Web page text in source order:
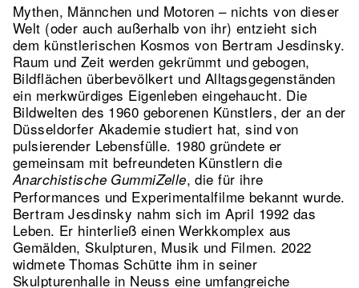
Mythen, Männchen und Motoren – nichts von dieser
Welt (oder auch außerhalb von ihr) entzieht sich
dem künstlerischen Kosmos von Bertram Jesdinsky.
Raum und Zeit werden gekrümmt und gebogen,
Bildflächen überbevölkert und Alltagsgegenständen
ein merkwürdiges Eigenleben eingehaucht. Die
Bildwelten des 1960 geborenen Künstlers, der an der
Düsseldorfer Akademie studiert hat, sind von
pulsierender Lebensfülle. 1980 gründete er
gemeinsam mit befreundeten Künstlern die
Anarchistische GummiZelle, die für ihre
Performances und Experimentalfilme bekannt wurde.
Bertram Jesdinsky nahm sich im April 1992 das
Leben. Er hinterließ einen Werkkomplex aus
Gemälden, Skulpturen, Musik und Filmen. 2022
widmete Thomas Schütte ihm in seiner
Skulpturenhalle in Neuss eine umfangreiche